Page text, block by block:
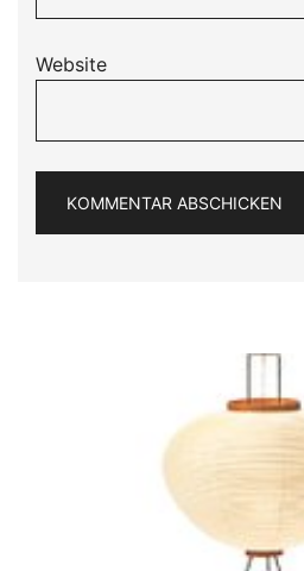
Website